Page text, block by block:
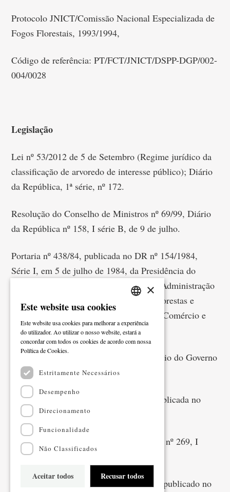
Protocolo JNICT/Comissão Nacional Especializada de
Fogos Florestais, 1993/1994,
Código de referência: PT/FCT/JNICT/DSPP-DGP/002-
004/0028
Legislação
Lei nº 53/2012 de 5 de Setembro (Regime jurídico da
classificação de arvoredo de interesse público); Diário
da República, 1ª série, nº 172.
Resolução do Conselho de Ministros nº 69/99, Diário
da República nº 158, I série B, de 9 de julho.
Portaria nº 438/84, publicada no DR nº 154/1984,
Série I, em 5 de julho de 1984, da Presidência do
Conselho de Ministros e Ministérios da Administração
Interna, da Educação, da Agricultura, Florestas e
Alimentação, da Indústria e Energia, do Comércio e
Turismo e da Qualidade de Vida.
Decreto-Lei nº 40721, publicado no Diário do Governo
nº 163, I série, em 2 de agosto de 1956.
Lei nº 1971, de 15 de junho de 1938, publicada no
Diário do Governo nº 136, I série.
Decreto-lei nº 27207, Diário do Governo nº 269, I
série, de 16 de novembro de 1936.
Decreto nº 4151 de 26 de abril de 1918, publicado no
ENGLISH
×
Este website usa cookies
Este website usa cookies para melhorar a experiência
do utilizador. Ao utilizar o nosso website, estará a
concordar com todos os cookies de acordo com nossa
Política de Cookies.
Estritamente Necessários
Desempenho
Direcionamento
Funcionalidade
Não Classificados
Aceitar todos Recusar todos